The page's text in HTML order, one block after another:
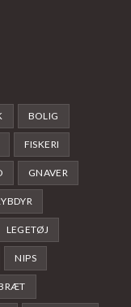
BOLIG
FISKERI
GNAVER
LEGETØJ
NIPS